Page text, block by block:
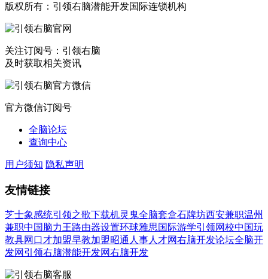
版权所有：引领右脑潜能开发国际连锁机构
关注订阅号：引领右脑
及时获取相关资讯
官方微信订阅号
全脑论坛
查询中心
用户须知 隐私声明
友情链接
芝士象感统引领之歌下载机灵鬼全脑套盒石牌坊西安兼职温州
兼职中国脑力王路由器设置环球雅思国际游学引领网校中国玩
教具网 口才加盟早教加盟昭通人事人才网右脑开发论坛全脑开
发网 引领右脑潜能开发网右脑开发